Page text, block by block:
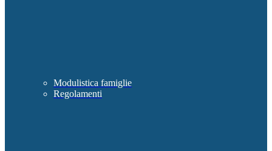
Modulistica famiglie
Regolamenti